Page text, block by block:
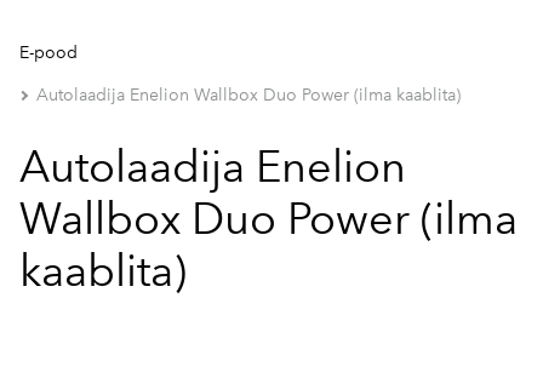
E-pood
Autolaadija Enelion Wallbox Duo Power (ilma kaablita)
Autolaadija Enelion
Wallbox Duo Power (ilma
kaablita)